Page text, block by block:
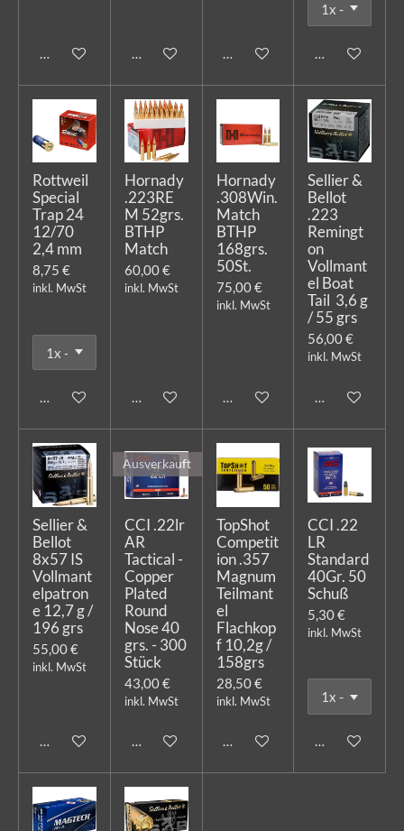
In den WarenkorbIn den WarenkorbIn den WarenkorbIn den
Rottweil
Special
Trap 24
12/70
2,4 mm
8,75 €
inkl. MwSt
In den Warenkorb
Hornady
.223RE
M 52grs.
BTHP
Match
60,00 €
inkl. MwSt
In den Warenkorb
Hornady
.308Win.
Match
BTHP
168grs.
50St.
75,00 €
inkl. MwSt
In den Warenkorb
Sellier &
Bellot
.223
Remingt
on
Vollmant
el Boat
Tail 3,6 g
/ 55 grs
56,00 €
inkl. MwSt
In den
Sellier &
Bellot
8x57 IS
Vollmant
elpatron
e 12,7 g /
196 grs
55,00 €
inkl. MwSt
In den Warenkorb
Ausverkauft
CCI .22lr
AR
Tactical -
Copper
Plated
Round
Nose 40
grs. - 300
Stück
43,00 €
inkl. MwSt
Bei Verfügbarkeit benachrichtigen
TopShot
Competit
ion .357
Magnum
Teilmant
el
Flachkop
f 10,2g /
158grs
28,50 €
inkl. MwSt
In den Warenkorb
CCI .22
LR
Standard
40Gr. 50
Schuß
5,30 €
inkl. MwSt
In den